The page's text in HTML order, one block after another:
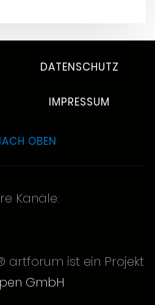
DATENSCHUTZ
IMPRESSUM
OBEN
Kanäle:
artforum ist ein Projekt
GmbH